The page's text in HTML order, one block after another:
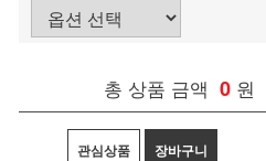
총 상품 금액 0 원
관심상품 장바구니